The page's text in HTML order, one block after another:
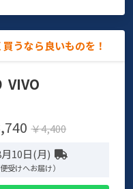
うなら良いものを！
VIVO
￥4,400
10日(月)
受けへお届け）